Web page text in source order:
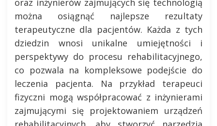
można osiągnąć najlepsze rezultaty
terapeutyczne dla pacjentów. Każda z tych
dziedzin wnosi unikalne umiejętności i
perspektywy do procesu rehabilitacyjnego,
co pozwala na kompleksowe podejście do
leczenia pacjenta. Na przykład terapeuci
fizyczni mogą współpracować z inżynierami
zajmującymi się projektowaniem urządzeń